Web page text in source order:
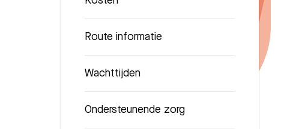
Route informatie
Wachttijden
Ondersteunende zorg